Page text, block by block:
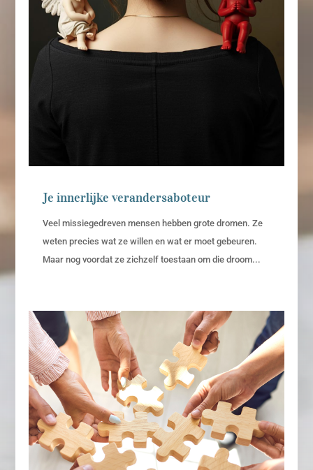
Je innerlijke verandersaboteur
Veel missiegedreven mensen hebben grote dromen. Ze
weten precies wat ze willen en wat er moet gebeuren.
Maar nog voordat ze zichzelf toestaan om die droom...